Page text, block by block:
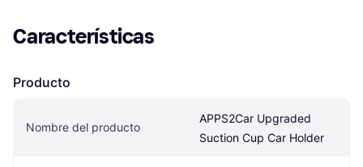
Características
Producto
Nombre del producto
APPS2Car Upgraded
Suction Cup Car Holder